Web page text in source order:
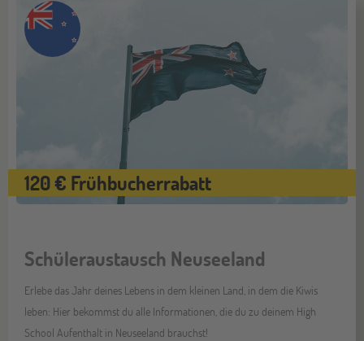
120 € Frühbucherrabatt
Schüleraustausch Neuseeland
Erlebe das Jahr deines Lebens in dem kleinen Land, in dem die Kiwis
leben: Hier bekommst du alle Informationen, die du zu deinem High
School Aufenthalt in Neuseeland brauchst!